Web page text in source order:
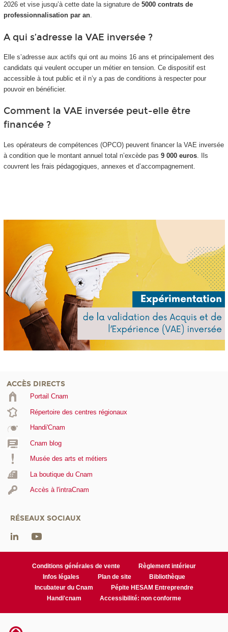
2026 et vise jusqu’à cette date la signature de 5000 contrats de
professionnalisation par an.
A qui s’adresse la VAE inversée ?
Elle s’adresse aux actifs qui ont au moins 16 ans et principalement des
candidats qui veulent occuper un métier en tension. Ce dispositif est
accessible à tout public et il n’y a pas de conditions à respecter pour
pouvoir en bénéficier.
Comment la VAE inversée peut-elle être
financée ?
Les opérateurs de compétences (OPCO) peuvent financer la VAE inversée
à condition que le montant annuel total n’excède pas 9 000 euros. Ils
couvrent les frais pédagogiques, annexes et d’accompagnement.
ACCÈS DIRECTS
Portail Cnam
Répertoire des centres régionaux
Handi'Cnam
Cnam blog
Musée des arts et métiers
La boutique du Cnam
Accès à l'intraCnam
RÉSEAUX SOCIAUX
Conditions générales de vente
Règlement intérieur
Infos légales
Plan de site
Bibliothèque
Incubateur du Cnam
Pépite HESAM Entreprendre
Handi'cnam
Accessibilité: non conforme